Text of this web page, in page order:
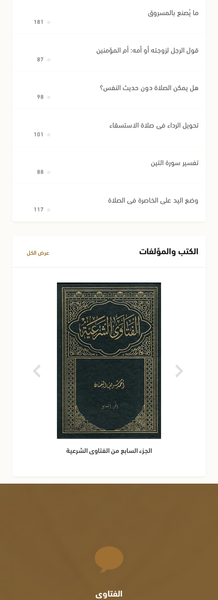
ما يُصنع بالمسروق
قول الرجل لزوجته أو أمه: أم المؤمنين
هل يمكن الصلاة دون حديث النفس؟
تحويل الرداء في صلاة الاستسقاء
تفسير سورة التين
وضع اليد على الخاصرة في الصلاة
الكتب والمؤلفات عرض الكل
الجزء السابع من الفتاوى الشرعية
الفتاوى